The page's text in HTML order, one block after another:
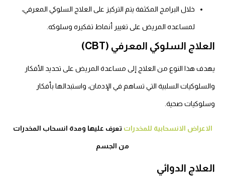
خلال البرامج المكثفة يتم التركيز على العلاج السلوكي المعرفي،
لمساعده المريض على تغيير أنماط تفكيره وسلوكه.
العلاج السلوكي المعرفي (CBT)
يهدف هذا النوع من العلاج إلى مساعدة المريض على تحديد الأفكار
والسلوكيات السلبية التي تساهم في الإدمان، واستبدالها بأفكار
وسلوكيات صحية.
الاعراض الانسحابية للمخدرات تعرف عليها ومدة انسحاب المخدرات
من الجسم
العلاج الدوائي